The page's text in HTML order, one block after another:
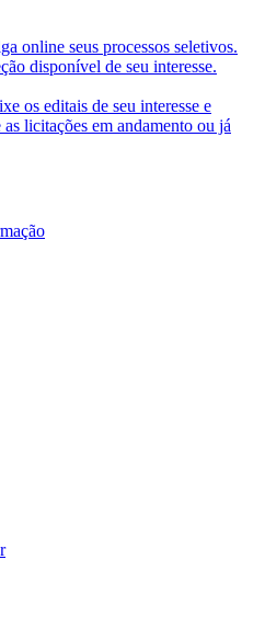
online seus processos seletivos.
disponível de seu interesse.
os editais de seu interesse e
licitações em andamento ou já